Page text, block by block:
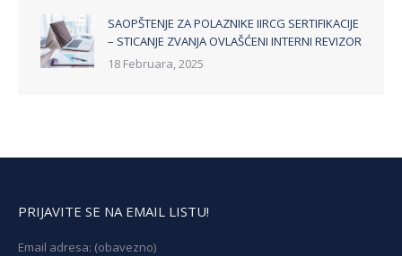
SAOPŠTENJE ZA POLAZNIKE IIRCG SERTIFIKACIJE
– STICANJE ZVANJA OVLAŠĆENI INTERNI REVIZOR
18 Februara, 2025
PRIJAVITE SE NA EMAIL LISTU!
Email adresa: (obavezno)